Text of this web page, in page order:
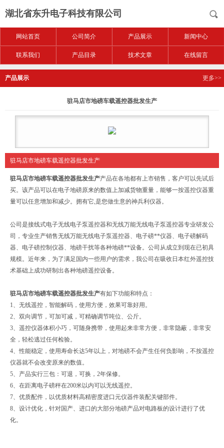
湖北省东升电子科技有限公司
网站首页 公司简介 产品展示 新闻中心
联系我们 产品目录 技术文章 在线留言
产品展示 更多>>
驻马店市地磅车载遥控器批发生产
驻马店市地磅车载遥控器批发生产
驻马店市地磅车载遥控器批发生产产品在各地都有上市销售，客户可以先试后
买。该产品可以在电子地磅原来的数值上加减货物重量，能够一按遥控仪器重
量可以任意增加和减少。拥有它,是您做生意的神兵利仪器。
公司是接线式电子无线电子泵遥控器和无线万能无线电子泵遥控器专业研发公
司，专业生产销售无线万能无线电子泵遥控器、电子磅**仪器、电子磅解码
器、电子磅控制仪器、地磅干扰等各种地磅**设备。公司从成立到现在已初具
规模。近年来，为了满足国内一些用户的需求，我公司在吸收日本红外遥控技
术基础上成功研制出各种地磅遥控设备。
驻马店市地磅车载遥控器批发生产有如下功能和特点：
1、无线遥控，智能解码，使用方便，效果可靠好用。
2、双向调节，可加可减，可精确调节吨位、公斤。
3、遥控仪器体积小巧，可随身携带，使用起来非常方便，非常隐蔽，非常安
全，轻松逃过任何检验。
4、性能稳定，使用寿命长达5年以上，对地磅不会产生任何负影响，不按遥控
仪器就不会改变原来的数值。
5、产品实行三包：可退，可换，2年保修。
6、在距离电子磅秤在200米以内可以无线遥控。
7、优质配件，以优质材料高精密度进口元仪器件装配关键部件。
8、设计优化，针对国产、进口的大部分地磅产品对电路板的设计进行了优
化。